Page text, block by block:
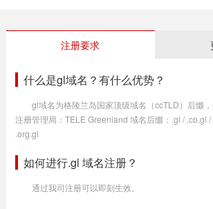
注册要求
什么是gl域名？有什么优势？
gl域名为格陵兰岛国家顶级域名（ccTLD）后缀，
注册管理局：TELE Greenland 域名后缀：.gl / .co.gl
.org.gl
如何进行.gl 域名注册？
通过我司注册可以即刻生效。